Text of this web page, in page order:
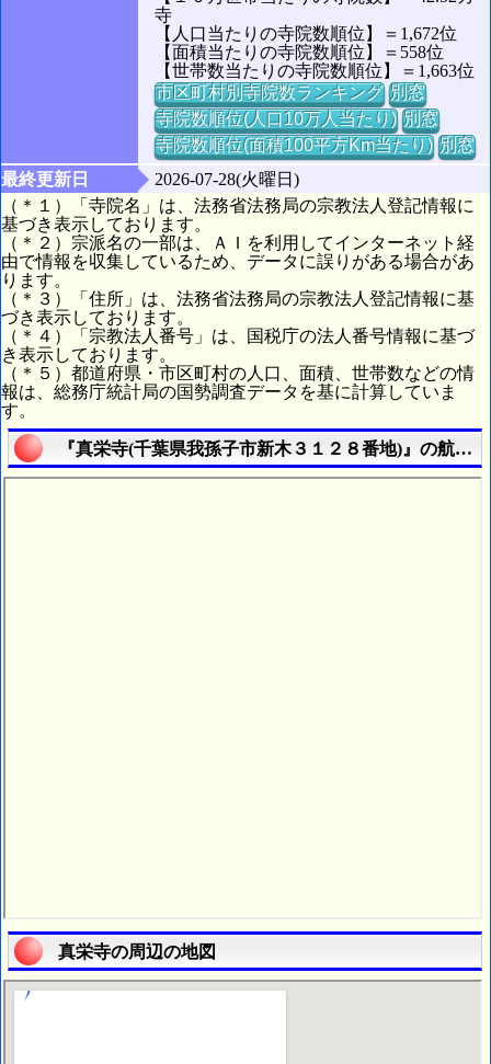
寺
【人口当たりの寺院数順位】＝1,672位
【面積当たりの寺院数順位】＝558位
【世帯数当たりの寺院数順位】＝1,663位
市区町村別寺院数ランキング 別窓
寺院数順位(人口10万人当たり) 別窓
寺院数順位(面積100平方Km当たり) 別窓
最終更新日
2026-07-28(火曜日)
（＊１）「寺院名」は、法務省法務局の宗教法人登記情報に
基づき表示しております。
（＊２）宗派名の一部は、ＡＩを利用してインターネット経
由で情報を収集しているため、データに誤りがある場合があ
ります。
（＊３）「住所」は、法務省法務局の宗教法人登記情報に基
づき表示しております。
（＊４）「宗教法人番号」は、国税庁の法人番号情報に基づ
き表示しております。
（＊５）都道府県・市区町村の人口、面積、世帯数などの情
報は、総務庁統計局の国勢調査データを基に計算していま
す。
『真栄寺(千葉県我孫子市新木３１２８番地)』の航空
真栄寺の周辺の地図